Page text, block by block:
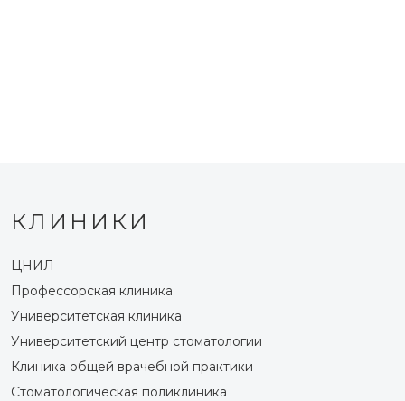
КЛИНИКИ
ЦНИЛ
Профессорская клиника
Университетская клиника
Университетский центр стоматологии
Клиника общей врачебной практики
Стоматологическая поликлиника